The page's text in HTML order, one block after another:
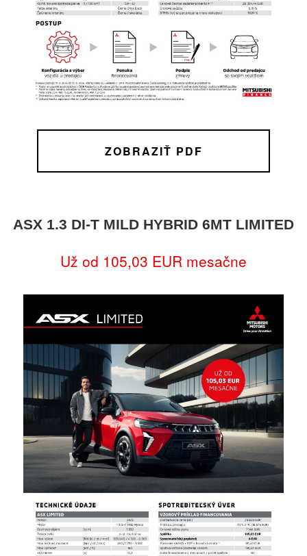
ZOBRAZIŤ PDF
ASX 1.3 DI-T MILD HYBRID 6MT LIMITED
Už od 105,03 EUR mesačne